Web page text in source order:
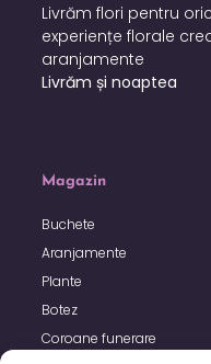
Livrăm flori pentru
experiențe florale
aranjamente
Livrăm și noaptea
Magazin
Buchete
Aranjamente
Plante
Botez
Coroane funerare